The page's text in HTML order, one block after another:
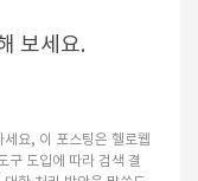
보세요.
요, 이 포스팅은 헬로웹
구 도입에 따라 검색 결